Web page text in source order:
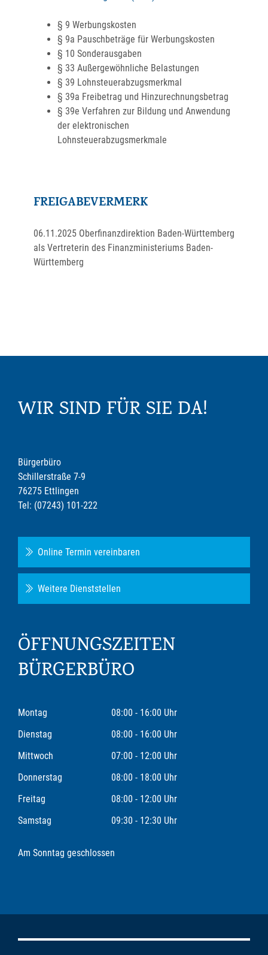
§ 9 Werbungskosten
§ 9a Pauschbeträge für Werbungskosten
§ 10 Sonderausgaben
§ 33 Außergewöhnliche Belastungen
§ 39 Lohnsteuerabzugsmerkmal
§ 39a Freibetrag und Hinzurechnungsbetrag
§ 39e Verfahren zur Bildung und Anwendung
der elektronischen
Lohnsteuerabzugsmerkmale
FREIGABEVERMERK
06.11.2025 Oberfinanzdirektion Baden-Württemberg
als Vertreterin des Finanzministeriums Baden-
Württemberg
WIR SIND FÜR SIE DA!
Bürgerbüro
Schillerstraße 7-9
76275 Ettlingen
Tel: (07243) 101-222
Online Termin vereinbaren
Weitere Dienststellen
ÖFFNUNGSZEITEN
BÜRGERBÜRO
Montag
08:00 - 16:00 Uhr
Dienstag
08:00 - 16:00 Uhr
Mittwoch
07:00 - 12:00 Uhr
Donnerstag
08:00 - 18:00 Uhr
Freitag
08:00 - 12:00 Uhr
Samstag
09:30 - 12:30 Uhr
Am Sonntag geschlossen